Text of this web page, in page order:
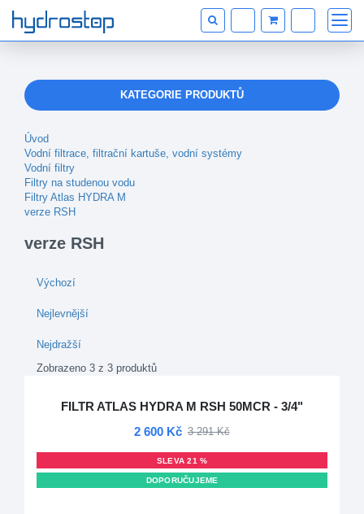
KATEGORIE PRODUKTŮ
Úvod
Vodní filtrace, filtrační kartuše, vodní systémy
Vodní filtry
Filtry na studenou vodu
Filtry Atlas HYDRA M
verze RSH
verze RSH
Výchozí
Nejlevnější
Nejdražší
Zobrazeno 3 z 3 produktů
FILTR ATLAS HYDRA M RSH 50MCR - 3/4"
2 600 Kč 3 291 Kč
SLEVA 21 %
DOPORUČUJEME